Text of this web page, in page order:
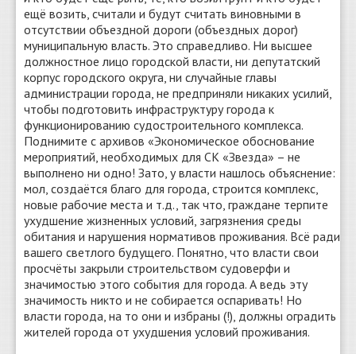
ещё возить, считали и будут считать виновными в
отсутствии объездной дороги (объездных дорог)
муниципальную власть. Это справедливо. Ни высшее
должностное лицо городской власти, ни депутатский
корпус городского округа, ни случайные главы
администрации города, не предприняли никаких усилий,
чтобы подготовить инфраструктуру города к
функционированию судостроительного комплекса.
Поднимите с архивов «Экономическое обоснование
мероприятий, необходимых для СК «Звезда» – не
выполнено ни одно! Зато, у власти нашлось объяснение:
мол, создаётся благо для города, строится комплекс,
новые рабочие места и т.д., так что, граждане терпите
ухудшение жизненных условий, загрязнения среды
обитания и нарушения нормативов проживания. Всё ради
вашего светлого будущего. Понятно, что власти свои
просчёты закрыли строительством судоверфи и
значимостью этого события для города. А ведь эту
значимость никто и не собирается оспаривать! Но
власти города, на то они и избраны (!), должны оградить
жителей города от ухудшения условий проживания.